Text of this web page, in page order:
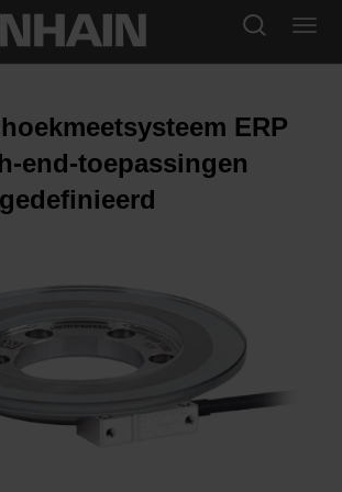
ERP
end-toepassingen